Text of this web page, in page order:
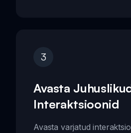
3
Avasta
Interaktsioonid
Avasta varjatud